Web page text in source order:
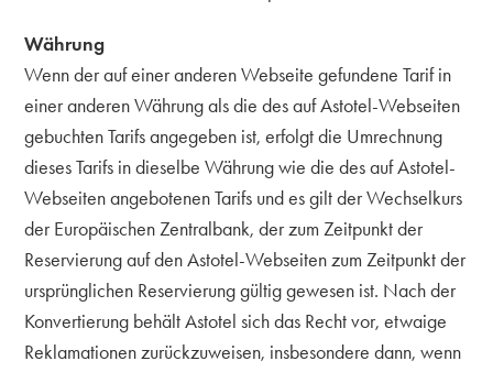
Währung
Wenn der auf einer anderen Webseite gefundene Tarif in
einer anderen Währung als die des auf Astotel-Webseiten
gebuchten Tarifs angegeben ist, erfolgt die Umrechnung
dieses Tarifs in dieselbe Währung wie die des auf Astotel-
Webseiten angebotenen Tarifs und es gilt der Wechselkurs
der Europäischen Zentralbank, der zum Zeitpunkt der
Reservierung auf den Astotel-Webseiten zum Zeitpunkt der
ursprünglichen Reservierung gültig gewesen ist. Nach der
Konvertierung behält Astotel sich das Recht vor, etwaige
Reklamationen zurückzuweisen, insbesondere dann, wenn